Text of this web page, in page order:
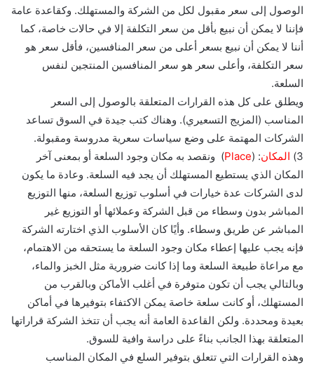
الوصول إلى سعر مقبول لكل من الشركة والمستهلك. وكقاعدة عامة
فإننا لا يمكن أن نبيع بأقل من سعر التكلفة إلا في حالات خاصة، كما
أننا لا يمكن أن نبيع بسعر أعلى من سعر المنافسين، فأقل سعر هو
سعر التكلفة، وأعلى سعر هو سعر المنافسين المنتجين لنفس
السلعة.
ويطلق على كل هذه القرارات المتعلقة بالوصول إلى السعر
المناسب (المزيج التسعيري). وهناك كتب جيدة في السوق تساعد
الشركات المهتمة على وضع سياسات سعرية مدروسة ومقبولة.
3) المكان: (
Place) ونقصد به مكان وجود السلعة أو بمعنى آخر
المكان الذي يستطيع المستهلك أن يجد فيه السلعة. وعادة ما يكون
لدى الشركات عدة خيارات في أسلوب توزيع السلعة، منها التوزيع
المباشر بدون وسطاء من قبل الشركة وعملائها أو التوزيع غير
المباشر عن طريق وسطاء. وأيًا كان الأسلوب الذي اختارته الشركة
فإنه يجب عليها إعطاء مكان وجود السلعة ما يستحقه من الاهتمام،
مع مراعاة طبيعة السلعة وما إذا كانت ضرورية مثل الخبز والماء،
وبالتالي يجب أن تكون متوفرة في أغلب الأماكن وبالقرب من
المستهلك، أو كانت سلعة خاصة يمكن الاكتفاء بتوفيرها في أماكن
بعيدة ومحددة. ولكن القاعدة العامة أنه يجب أن تتخذ الشركة قراراتها
المتعلقة بهذا الجانب بناءً على دراسة وافية للسوق.
وهذه القرارات التي تتعلق بتوفير السلع في المكان المناسب